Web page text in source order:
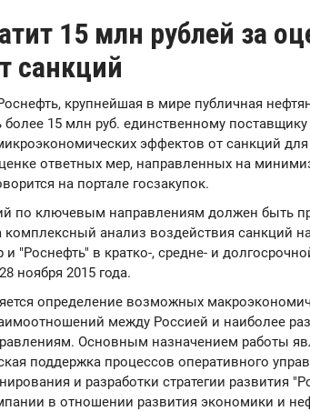
15 млн рублей за
санкций
крупнейшая в мире публичная
более 15 млн руб. единственному поставщику
эффектов от санкций
ответных мер, направленных на
на портале госзакупок.
по ключевым направлениям должен быть
комплексный анализ воздействия санкций
"Роснефть" в кратко-, средне- и
ноября 2015 года.
определение возможных
между Россией и наиболее
Основным назначением работы
поддержка процессов оперативного
и разработки стратегии развития
в отношении развития экономики и